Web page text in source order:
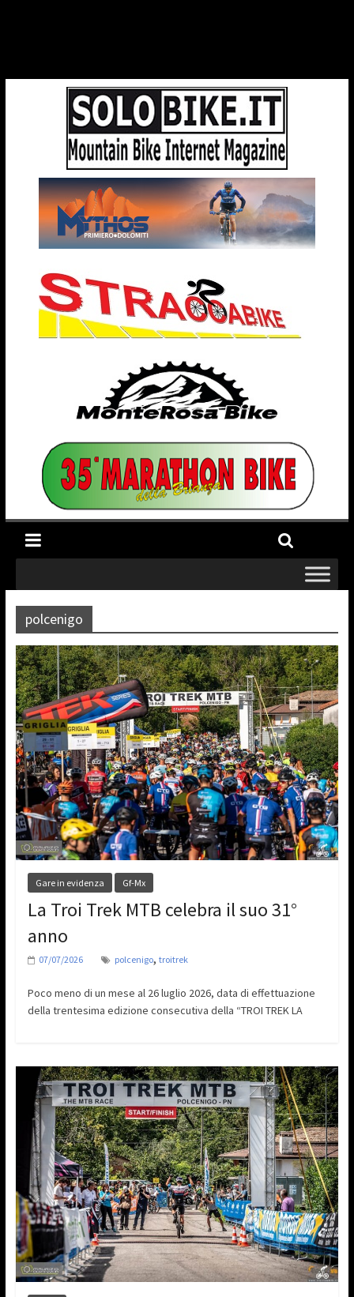
polcenigo
Gare in evidenza Gf-Mx
La Troi Trek MTB celebra il suo 31°
anno
07/07/2026 polcenigo, troitrek
Poco meno di un mese al 26 luglio 2026, data di effettuazione
della trentesima edizione consecutiva della “TROI TREK LA